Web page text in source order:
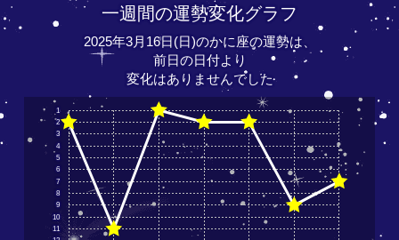
一週間の運勢変化グラフ
2025年3月16日(日)のかに座の運勢は、
前日の日付より
変化はありませんでした
11
10
9
8
7
6
5
4
3
2
1